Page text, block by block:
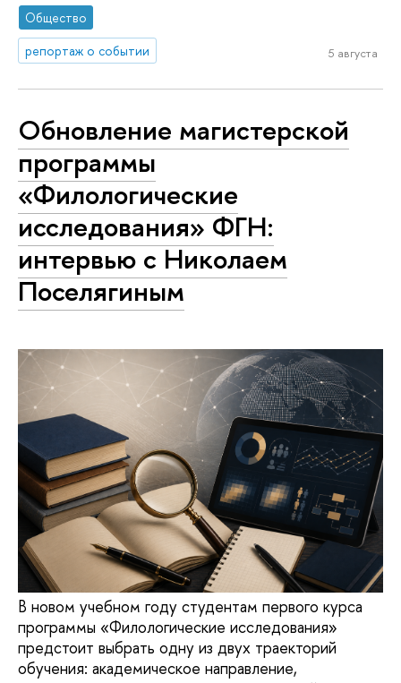
Общество
репортаж о событии
5 августа
Обновление магистерской
программы
«Филологические
исследования» ФГН:
интервью с Николаем
Поселягиным
В новом учебном году студентам первого курса
программы «Филологические исследования»
предстоит выбрать одну из двух траекторий
обучения: академическое направление,